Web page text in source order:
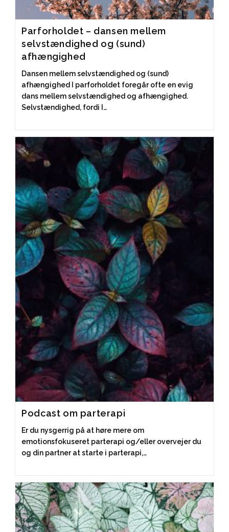
Parforholdet – dansen mellem
selvstændighed og (sund)
afhængighed
Dansen mellem selvstændighed og (sund)
afhængighed I parforholdet foregår ofte en evig
dans mellem selvstændighed og afhængighed.
Selvstændighed, fordi I…
Podcast om parterapi
Er du nysgerrig på at høre mere om
emotionsfokuseret parterapi og/eller overvejer du
og din partner at starte i parterapi,…